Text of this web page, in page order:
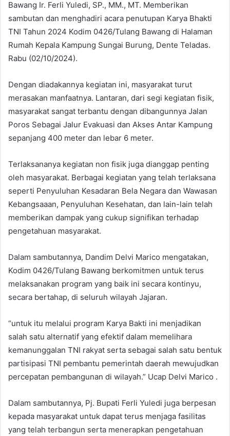
Bawang Ir. Ferli Yuledi, SP., MM., MT. Memberikan
sambutan dan menghadiri acara penutupan Karya Bhakti
TNI Tahun 2024 Kodim 0426/Tulang Bawang di Halaman
Rumah Kepala Kampung Sungai Burung, Dente Teladas.
Rabu (02/10/2024).
Dengan diadakannya kegiatan ini, masyarakat turut
merasakan manfaatnya. Lantaran, dari segi kegiatan fisik,
masyarakat sangat terbantu dengan dibangunnya Jalan
Poros Sebagai Jalur Evakuasi dan Akses Antar Kampung
sepanjang 400 meter dan lebar 6 meter.
Terlaksananya kegiatan non fisik juga dianggap penting
oleh masyarakat. Berbagai kegiatan yang telah terlaksana
seperti Penyuluhan Kesadaran Bela Negara dan Wawasan
Kebangsaaan, Penyuluhan Kesehatan, dan lain-lain telah
memberikan dampak yang cukup signifikan terhadap
pengetahuan masyarakat.
Dalam sambutannya, Dandim Delvi Marico mengatakan,
Kodim 0426/Tulang Bawang berkomitmen untuk terus
melaksanakan program yang baik ini secara kontinyu,
secara bertahap, di seluruh wilayah Jajaran.
“untuk itu melalui program Karya Bakti ini menjadikan
salah satu alternatif yang efektif dalam memelihara
kemanunggalan TNI rakyat serta sebagai salah satu bentuk
partisipasi TNI pembantu pemerintah daerah mewujudkan
percepatan pembangunan di wilayah.” Ucap Delvi Marico .
Dalam sambutannya, Pj. Bupati Ferli Yuledi juga berpesan
kepada masyarakat untuk dapat terus menjaga fasilitas
yang telah terbangun serta menerapkan pengetahuan